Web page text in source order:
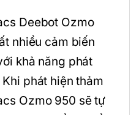
Deebot Ozmo
nhiều cảm biến
khả năng phát
phát hiện thảm
Ozmo 950 sẽ tự